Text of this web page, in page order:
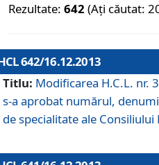
Rezultate: 642 (Ați căutat:
642/16.12.2013
Titlu: Modificarea H.C.L. nr.
s-a aprobat numărul,
de specialitate ale